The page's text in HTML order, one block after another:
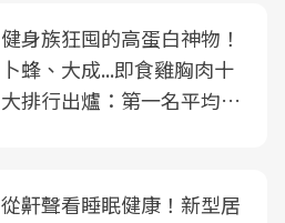
健身族狂囤的高蛋白神物！
卜蜂、大成...即食雞胸肉十
大排行出爐：第一名平均一
從鼾聲看睡眠健康！新型居